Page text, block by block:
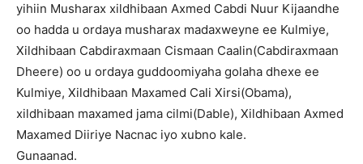
yihiin Musharax xildhibaan Axmed Cabdi Nuur Kijaandhe
oo hadda u ordaya musharax madaxweyne ee Kulmiye,
Xildhibaan Cabdiraxmaan Cismaan Caalin(Cabdiraxmaan
Dheere) oo u ordaya guddoomiyaha golaha dhexe ee
Kulmiye, Xildhibaan Maxamed Cali Xirsi(Obama),
xildhibaan maxamed jama cilmi(Dable), Xildhibaan Axmed
Maxamed Diiriye Nacnac iyo xubno kale.
Gunaanad.